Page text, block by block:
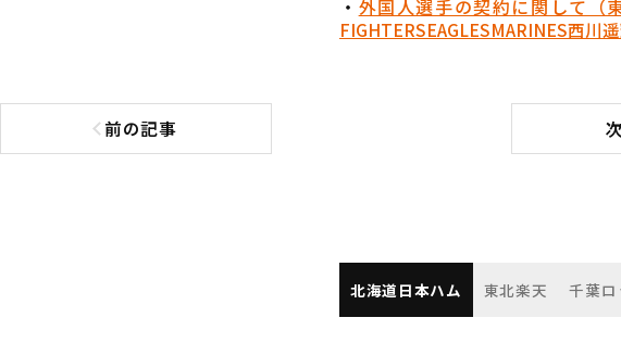
・ 外国人選手の契約に関して（
FIGHTERSEAGLESMARINES西川
前の記事
前の記事へ
北海道日本ハム 東北楽天 千葉ロ